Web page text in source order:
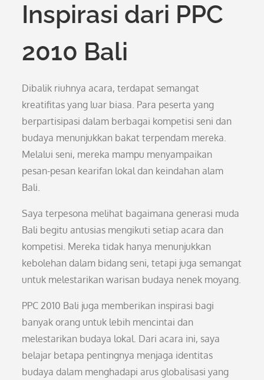
Inspirasi dari PPC
2010 Bali
Dibalik riuhnya acara, terdapat semangat
kreatifitas yang luar biasa. Para peserta yang
berpartisipasi dalam berbagai kompetisi seni dan
budaya menunjukkan bakat terpendam mereka.
Melalui seni, mereka mampu menyampaikan
pesan-pesan kearifan lokal dan keindahan alam
Bali.
Saya terpesona melihat bagaimana generasi muda
Bali begitu antusias mengikuti setiap acara dan
kompetisi. Mereka tidak hanya menunjukkan
kebolehan dalam bidang seni, tetapi juga semangat
untuk melestarikan warisan budaya nenek moyang.
PPC 2010 Bali juga memberikan inspirasi bagi
banyak orang untuk lebih mencintai dan
melestarikan budaya lokal. Dari acara ini, saya
belajar betapa pentingnya menjaga identitas
budaya dalam menghadapi arus globalisasi yang